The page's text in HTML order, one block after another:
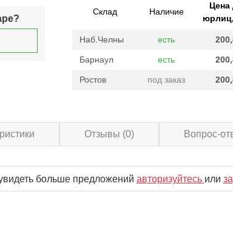
Склад Наличие
Цена
Наб.Челны есть
Барнаул есть
Ростов под заказ
Отзывы (0) Вопрос-
больше предложений авторизуйтесь или